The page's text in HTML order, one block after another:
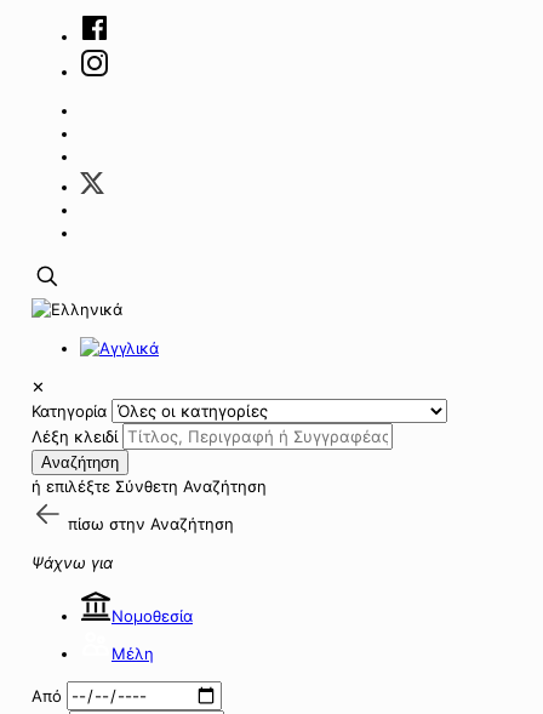
✕
Κατηγορία
Λέξη κλειδί
Αναζήτηση
ή επιλέξτε Σύνθετη Αναζήτηση
πίσω στην Αναζήτηση
Ψάχνω για
Νομοθεσία
Μέλη
Από